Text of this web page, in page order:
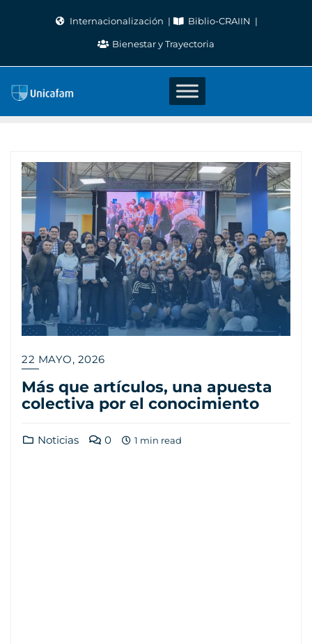
Internacionalización Biblio-CRAIIN
Bienestar y Trayectoria
22 MAYO, 2026
Más que artículos, una apuesta
colectiva por el conocimiento
Noticias 0 1 min read